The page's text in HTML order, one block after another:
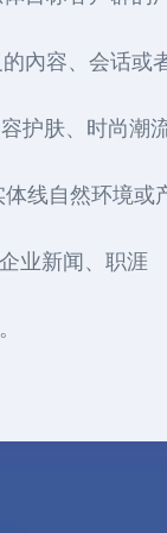
內容、会话或
护肤、时尚潮
体线自然环境或
业新闻、职涯